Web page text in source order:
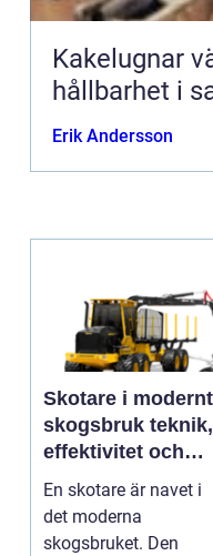
Kakelugnar värme, hantverk och
hållbarhet i
Erik Andersson
Skotare i modernt
skogsbruk teknik,
effektivitet och
hållbarhet
En skotare är navet i
det moderna
skogsbruket. Den